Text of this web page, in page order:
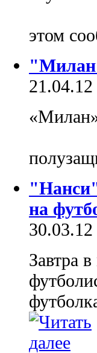
этом
"Милан"
«Милан»
на
Завтра